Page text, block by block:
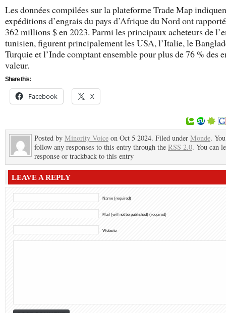
Les données compilées sur la plateforme Trade Map
expéditions d’engrais du pays d’Afrique du Nord ont
362 millions $ en 2023. Parmi les principaux acheteurs de
tunisien, figurent principalement les USA, l’Italie, le
Turquie et l’Inde comptant ensemble pour plus de 76 % des
valeur.
Share this:
Facebook X
Posted by Minority Voice on Oct 5 2024. Filed under Monde.
follow any responses to this entry through the RSS 2.0. You can
response or trackback to this entry
LEAVE A REPLY
Name (required)
Mail (will not be published) (required)
Website